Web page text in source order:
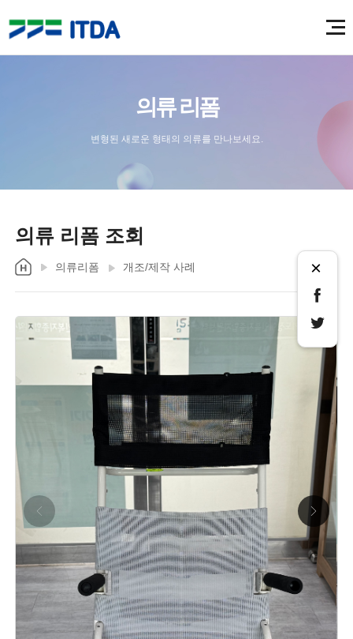
의류 리폼
변형된 새로운 형태의 의류를 만나보세요.
의류 리폼 조회
의류리폼 개조/제작 사례 ×